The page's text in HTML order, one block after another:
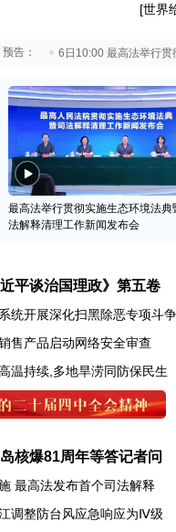
[世界
会 6日10:00 最高法举行
最高法举行贯彻实施生态环境法典
法解释清理工作新闻发布会
平谈治国理政》第五卷
统开展深化扫黑除恶专项斗争
售产品启动网络安全审查
温持续,多地旱涝同防保民生
核爆81周年等答记者问
最高法发布首个司法解释
调整防台风应急响应为Ⅳ级